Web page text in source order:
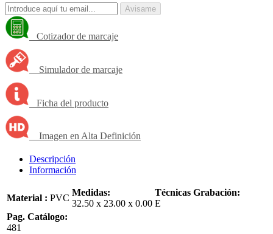
Avisame
Cotizador de marcaje
Simulador de marcaje
Ficha del producto
Imagen en Alta Definición
Descripción
Información
Material : PVC
Medidas:
32.50 x 23.00 x 0.00
Técnicas Grabación:
E
Pag. Catálogo:
481